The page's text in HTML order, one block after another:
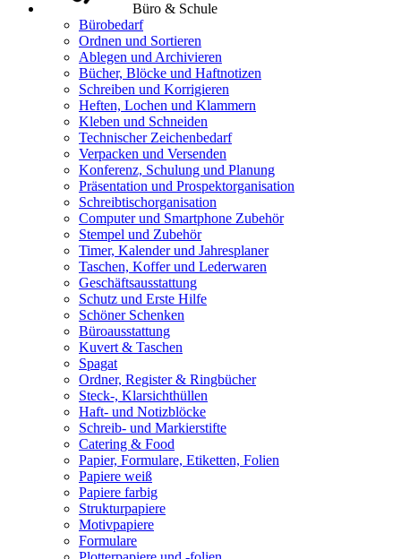
Büro & Schule
Bürobedarf
Ordnen und Sortieren
Ablegen und Archivieren
Bücher, Blöcke und Haftnotizen
Schreiben und Korrigieren
Heften, Lochen und Klammern
Kleben und Schneiden
Technischer Zeichenbedarf
Verpacken und Versenden
Konferenz, Schulung und Planung
Präsentation und Prospektorganisation
Schreibtischorganisation
Computer und Smartphone Zubehör
Stempel und Zubehör
Timer, Kalender und Jahresplaner
Taschen, Koffer und Lederwaren
Geschäftsausstattung
Schutz und Erste Hilfe
Schöner Schenken
Büroausstattung
Kuvert & Taschen
Spagat
Ordner, Register & Ringbücher
Steck-, Klarsichthüllen
Haft- und Notizblöcke
Schreib- und Markierstifte
Catering & Food
Papier, Formulare, Etiketten, Folien
Papiere weiß
Papiere farbig
Strukturpapiere
Motivpapiere
Formulare